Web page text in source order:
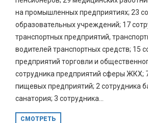
на промышленных предприятиях; 23
образовательных учреждений; 17
транспортных предприятий,
водителей транспортных средств; 15
предприятий торговли и
сотрудника предприятий сферы ЖКХ;
пищевых предприятий; 2 сотрудника
санатория; 3 сотрудника...
СМОТРЕТЬ